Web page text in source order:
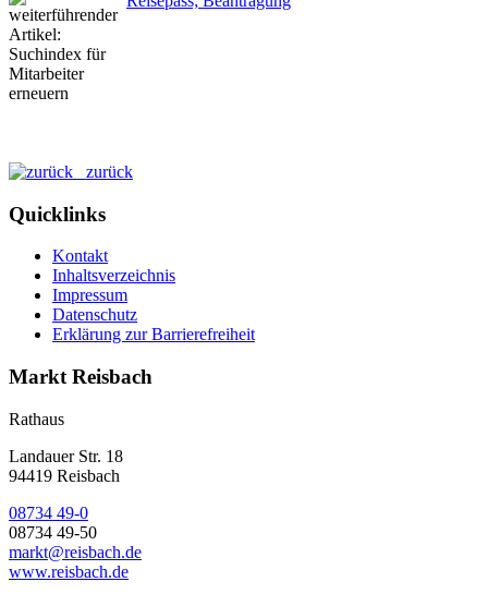
zurück
Quicklinks
Kontakt
Inhaltsverzeichnis
Impressum
Datenschutz
Erklärung zur Barrierefreiheit
Markt Reisbach
Rathaus
Landauer Str. 18
94419 Reisbach
08734 49-0
08734 49-50
markt@reisbach.de
www.reisbach.de